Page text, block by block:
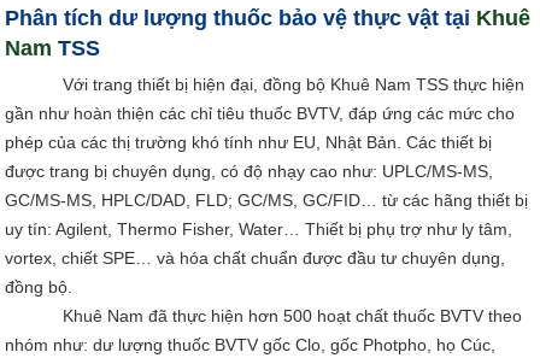
Phân tích dư lượng thuốc bảo vệ thực vật tại Khuê
Nam TSS
Với trang thiết bị hiện đại, đồng bộ Khuê Nam TSS thực hiện
gần như hoàn thiện các chỉ tiêu thuốc BVTV, đáp ứng các mức cho
phép của các thị trường khó tính như EU, Nhật Bản. Các thiết bị
được trang bị chuyên dụng, có độ nhạy cao như: UPLC/MS-MS,
GC/MS-MS, HPLC/DAD, FLD; GC/MS, GC/FID… từ các hãng thiết bị
uy tín: Agilent, Thermo Fisher, Water… Thiết bị phụ trợ như ly tâm,
vortex, chiết SPE… và hóa chất chuẩn được đầu tư chuyên dụng,
đồng bộ.
Khuê Nam đã thực hiện hơn 500 hoạt chất thuốc BVTV theo
nhóm như: dư lượng thuốc BVTV gốc Clo, gốc Photpho, họ Cúc,